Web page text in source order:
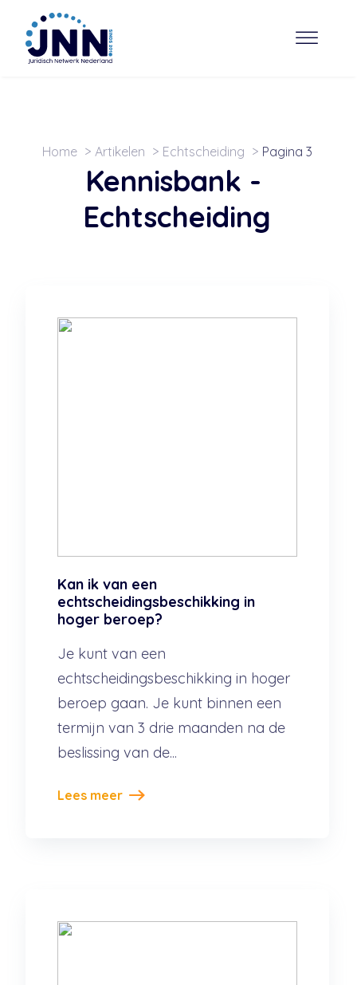
Home Artikelen Echtscheiding Pagina 3
Kennisbank -
Echtscheiding
Kan ik van een
echtscheidingsbeschikking in
hoger beroep?
Je kunt van een
echtscheidingsbeschikking in hoger
beroep gaan. Je kunt binnen een
termijn van 3 drie maanden na de
beslissing van de...
Lees meer